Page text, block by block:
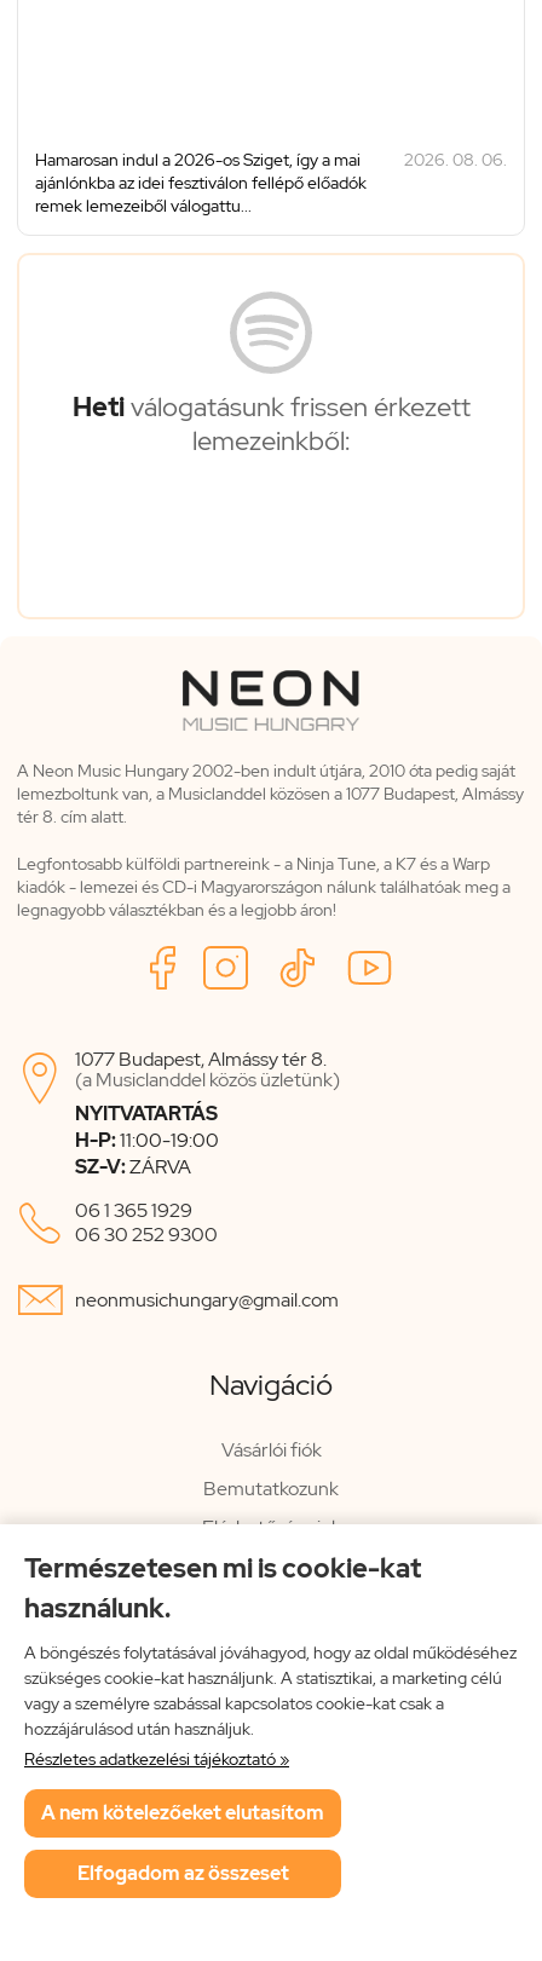
Természetesen mi is cookie-kat
használunk.
A böngészés folytatásával jóváhagyod, hogy az oldal működéséhez
szükséges cookie-kat használjunk. A statisztikai, a marketing célú
vagy a személyre szabással kapcsolatos cookie-kat csak a
hozzájárulásod után használjuk.
Részletes adatkezelési tájékoztató »
A nem kötelezőeket elutasítom
Elfogadom az összeset
Hamarosan indul a 2026-os Sziget, így a mai
ajánlónkba az idei fesztiválon fellépő előadók
remek lemezeiből válogattu...
2026. 08. 06.
Hetiválogatásunk frissen érkezett
lemezeinkből:
A Neon Music Hungary 2002-ben indult útjára, 2010 óta pedig saját
lemezboltunk van, a Musiclanddel közösen a 1077 Budapest, Almássy
tér 8. cím alatt.
Legfontosabb külföldi partnereink - a Ninja Tune, a K7 és a Warp
kiadók - lemezei és CD-i Magyarországon nálunk találhatóak meg a
legnagyobb választékban és a legjobb áron!

1077 Budapest, Almássy tér 8.
(a Musiclanddel közös üzletünk)
NYITVATARTÁS
H-P:11:00-19:00
SZ-V:ZÁRVA
 06 1 365 1929
06 30 252 9300
 neonmusichungary@gmail.com
Navigáció
Vásárlói fiók
Bemutatkozunk
Elérhetőségeink
Hírlevél
Impresszum
Vissza a főoldalra
Neon Music Hungary Bt.
ÁSZF
Adatkezelési tájékoztató